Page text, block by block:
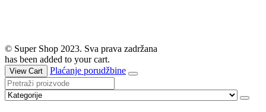
© Super Shop 2023. Sva prava zadržana
has been added to your cart.
View Cart Plaćanje porudžbine